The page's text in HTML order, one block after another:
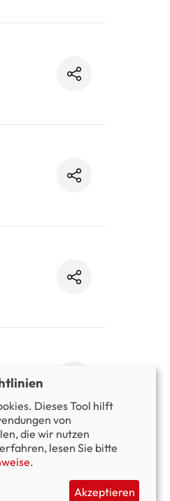
Dieses Tool hilft
von
die wir nutzen
lesen Sie bitte
.
Akzeptieren